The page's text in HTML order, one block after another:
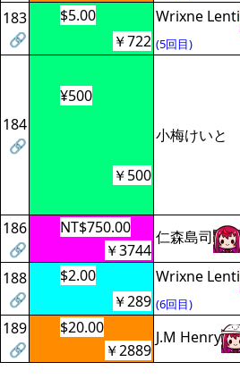
183
🔗
$5.00 Wrixne Lenti
(5回目)
￥722
184
🔗
¥500
小梅けいと
￥500
186
🔗
NT$750.00
仁森島司
￥3744
188
🔗
$2.00 Wrixne Lenti
(6回目)
￥289
189
🔗
$20.00
J.M Henry
￥2889